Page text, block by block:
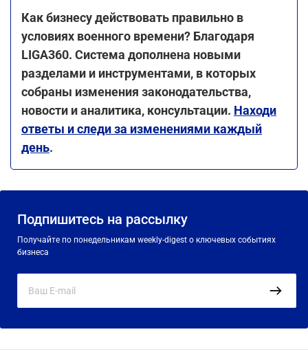
Как бизнесу действовать правильно в
условиях военного времени? Благодаря
LIGA360. Система дополнена новыми
разделами и инструментами, в которых
собраны изменения законодательства,
новости и аналитика, консультации. Находи
ответы и следи за изменениями каждый
день.
Подпишитесь на рассылку
Получайте по понедельникам weekly-digest о ключевых событиях
бизнеса